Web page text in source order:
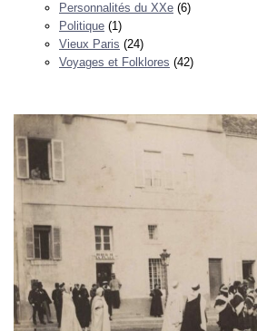
Personnalités du XXe (6)
Politique (1)
Vieux Paris (24)
Voyages et Folklores (42)